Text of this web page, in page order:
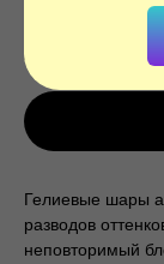
200
Гелиевые шары
разводов
неповторимый